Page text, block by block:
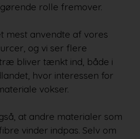
rolle fremover.
mest anvendte af vores
og vi ser flere
bliver tænkt ind, både i
hvor interessen for
vokser.
at andre materialer som
vinder indpas. Selv om